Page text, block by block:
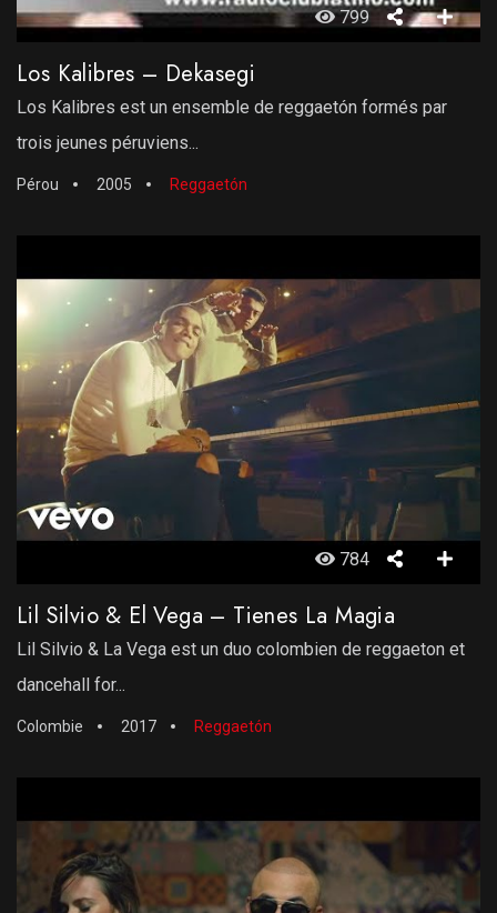
799
Los Kalibres – Dekasegi
Los Kalibres est un ensemble de reggaetón formés par
trois jeunes péruviens...
Pérou 2005 Reggaetón
784
Lil Silvio & El Vega – Tienes La Magia
Lil Silvio & La Vega est un duo colombien de reggaeton et
dancehall for...
Colombie 2017 Reggaetón